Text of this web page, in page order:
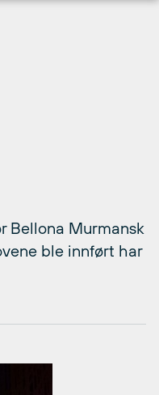
Bellona Murmansk
ble innført har